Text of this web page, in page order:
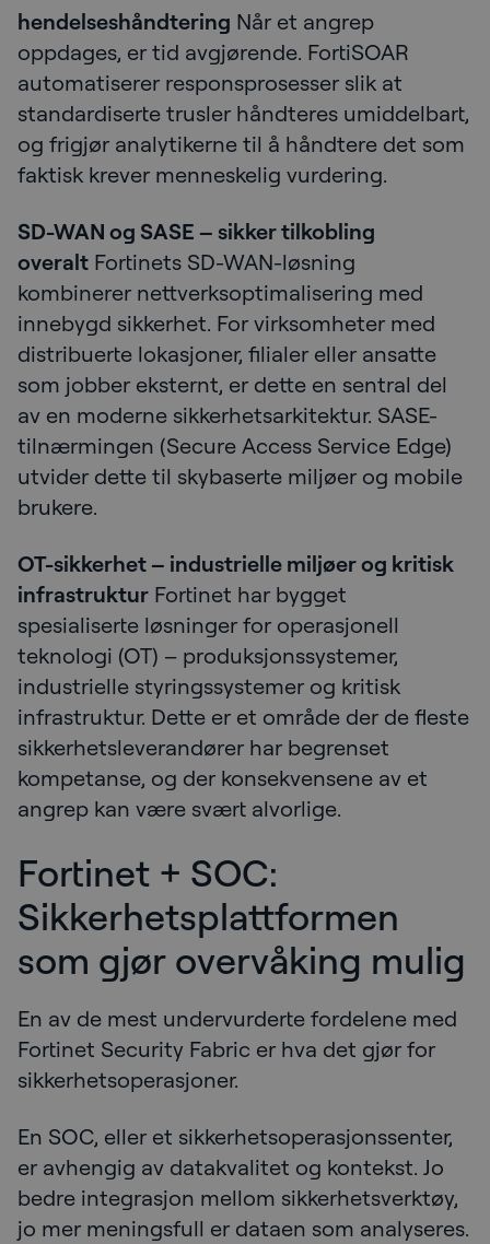
hendelseshåndtering Når et angrep
oppdages, er tid avgjørende. FortiSOAR
automatiserer responsprosesser slik at
standardiserte trusler håndteres umiddelbart,
og frigjør analytikerne til å håndtere det som
faktisk krever menneskelig vurdering.
SD-WAN og SASE – sikker tilkobling
overalt Fortinets SD-WAN-løsning
kombinerer nettverksoptimalisering med
innebygd sikkerhet. For virksomheter med
distribuerte lokasjoner, filialer eller ansatte
som jobber eksternt, er dette en sentral del
av en moderne sikkerhetsarkitektur. SASE-
tilnærmingen (Secure Access Service Edge)
utvider dette til skybaserte miljøer og mobile
brukere.
OT-sikkerhet – industrielle miljøer og kritisk
infrastruktur Fortinet har bygget
spesialiserte løsninger for operasjonell
teknologi (OT) – produksjonssystemer,
industrielle styringssystemer og kritisk
infrastruktur. Dette er et område der de fleste
sikkerhetsleverandører har begrenset
kompetanse, og der konsekvensene av et
angrep kan være svært alvorlige.
Fortinet + SOC:
Sikkerhetsplattformen
som gjør overvåking mulig
En av de mest undervurderte fordelene med
Fortinet Security Fabric er hva det gjør for
sikkerhetsoperasjoner.
En SOC, eller et sikkerhetsoperasjonssenter,
er avhengig av datakvalitet og kontekst. Jo
bedre integrasjon mellom sikkerhetsverktøy,
jo mer meningsfull er dataen som analyseres.